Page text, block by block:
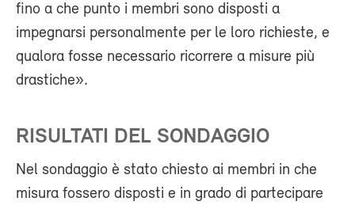
fino a che punto i membri sono disposti a
impegnarsi personalmente per le loro richieste, e
qualora fosse necessario ricorrere a misure più
drastiche».
RISULTATI DEL SONDAGGIO
Nel sondaggio è stato chiesto ai membri in che
misura fossero disposti e in grado di partecipare